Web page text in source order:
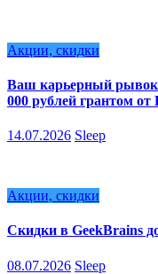
Акции, скидки
Ваш карьерный рывок
000 рублей грантом от
14.07.2026 Sleep
Акции, скидки
Скидки в GeekBrains
08.07.2026 Sleep